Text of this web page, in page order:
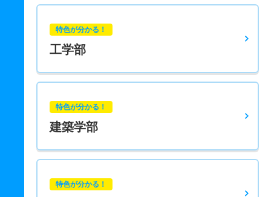
特色が分かる！
工学部
特色が分かる！
建築学部
特色が分かる！